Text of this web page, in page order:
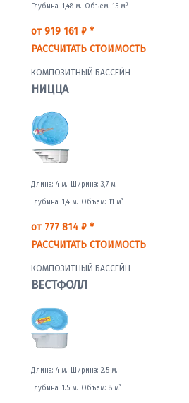
Глубина: 1,48 м. Объем: 15 м3
от 919 161 ₽ *
РАССЧИТАТЬ СТОИМОСТЬ
КОМПОЗИТНЫЙ БАССЕЙН
НИЦЦА
Длина: 4 м. Ширина: 3,7 м.
Глубина: 1,4 м. Объем: 11 м3
от 777 814 ₽ *
РАССЧИТАТЬ СТОИМОСТЬ
КОМПОЗИТНЫЙ БАССЕЙН
ВЕСТФОЛЛ
Длина: 4 м. Ширина: 2.5 м.
Глубина: 1.5 м. Объем: 8 м3